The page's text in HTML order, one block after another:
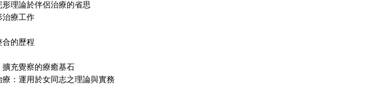
理論於伴侶治療的省思
療工作
的歷程
充覺察的療癒基石
：運用於女同志之理論與實務